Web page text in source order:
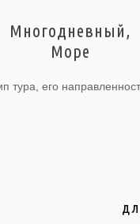
Многодневный,
Море
тура, его